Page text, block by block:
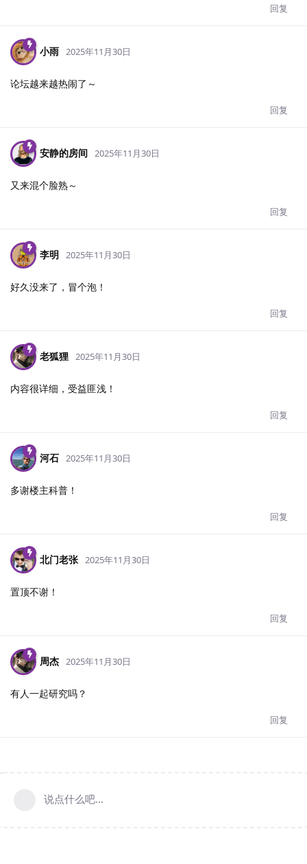
回复
小雨 2025年11月30日
论坛越来越热闹了～
回复
安静的房间 2025年11月30日
又来混个脸熟～
回复
李明 2025年11月30日
好久没来了，冒个泡！
回复
老狐狸 2025年11月30日
内容很详细，受益匪浅！
回复
河石 2025年11月30日
多谢楼主科普！
回复
北门老张 2025年11月30日
置顶不谢！
回复
周杰 2025年11月30日
有人一起研究吗？
回复
说点什么吧...